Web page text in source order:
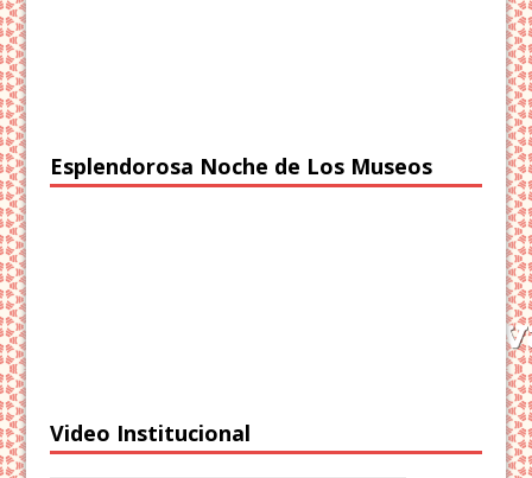
Esplendorosa Noche de Los Museos
Video Institucional